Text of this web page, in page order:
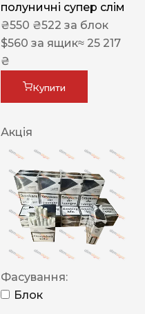
полуничні супер слім
₴550 ₴522 за блок
$560 за ящик≈ 25 217
₴
Купити
Акція
Фасування:
Блок